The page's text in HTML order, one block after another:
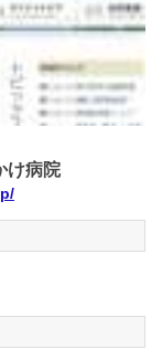
け病院